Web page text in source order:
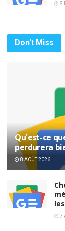
8
Don't Miss
Qu'est-ce
perdurera
8 AOÛT 2026
7